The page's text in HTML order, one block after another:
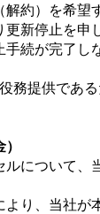
解約）を希
新停止を申
続が完了
務提供であ
ルについて
り、当社